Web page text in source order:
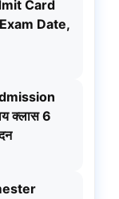
Card
Date,
क्लास 6